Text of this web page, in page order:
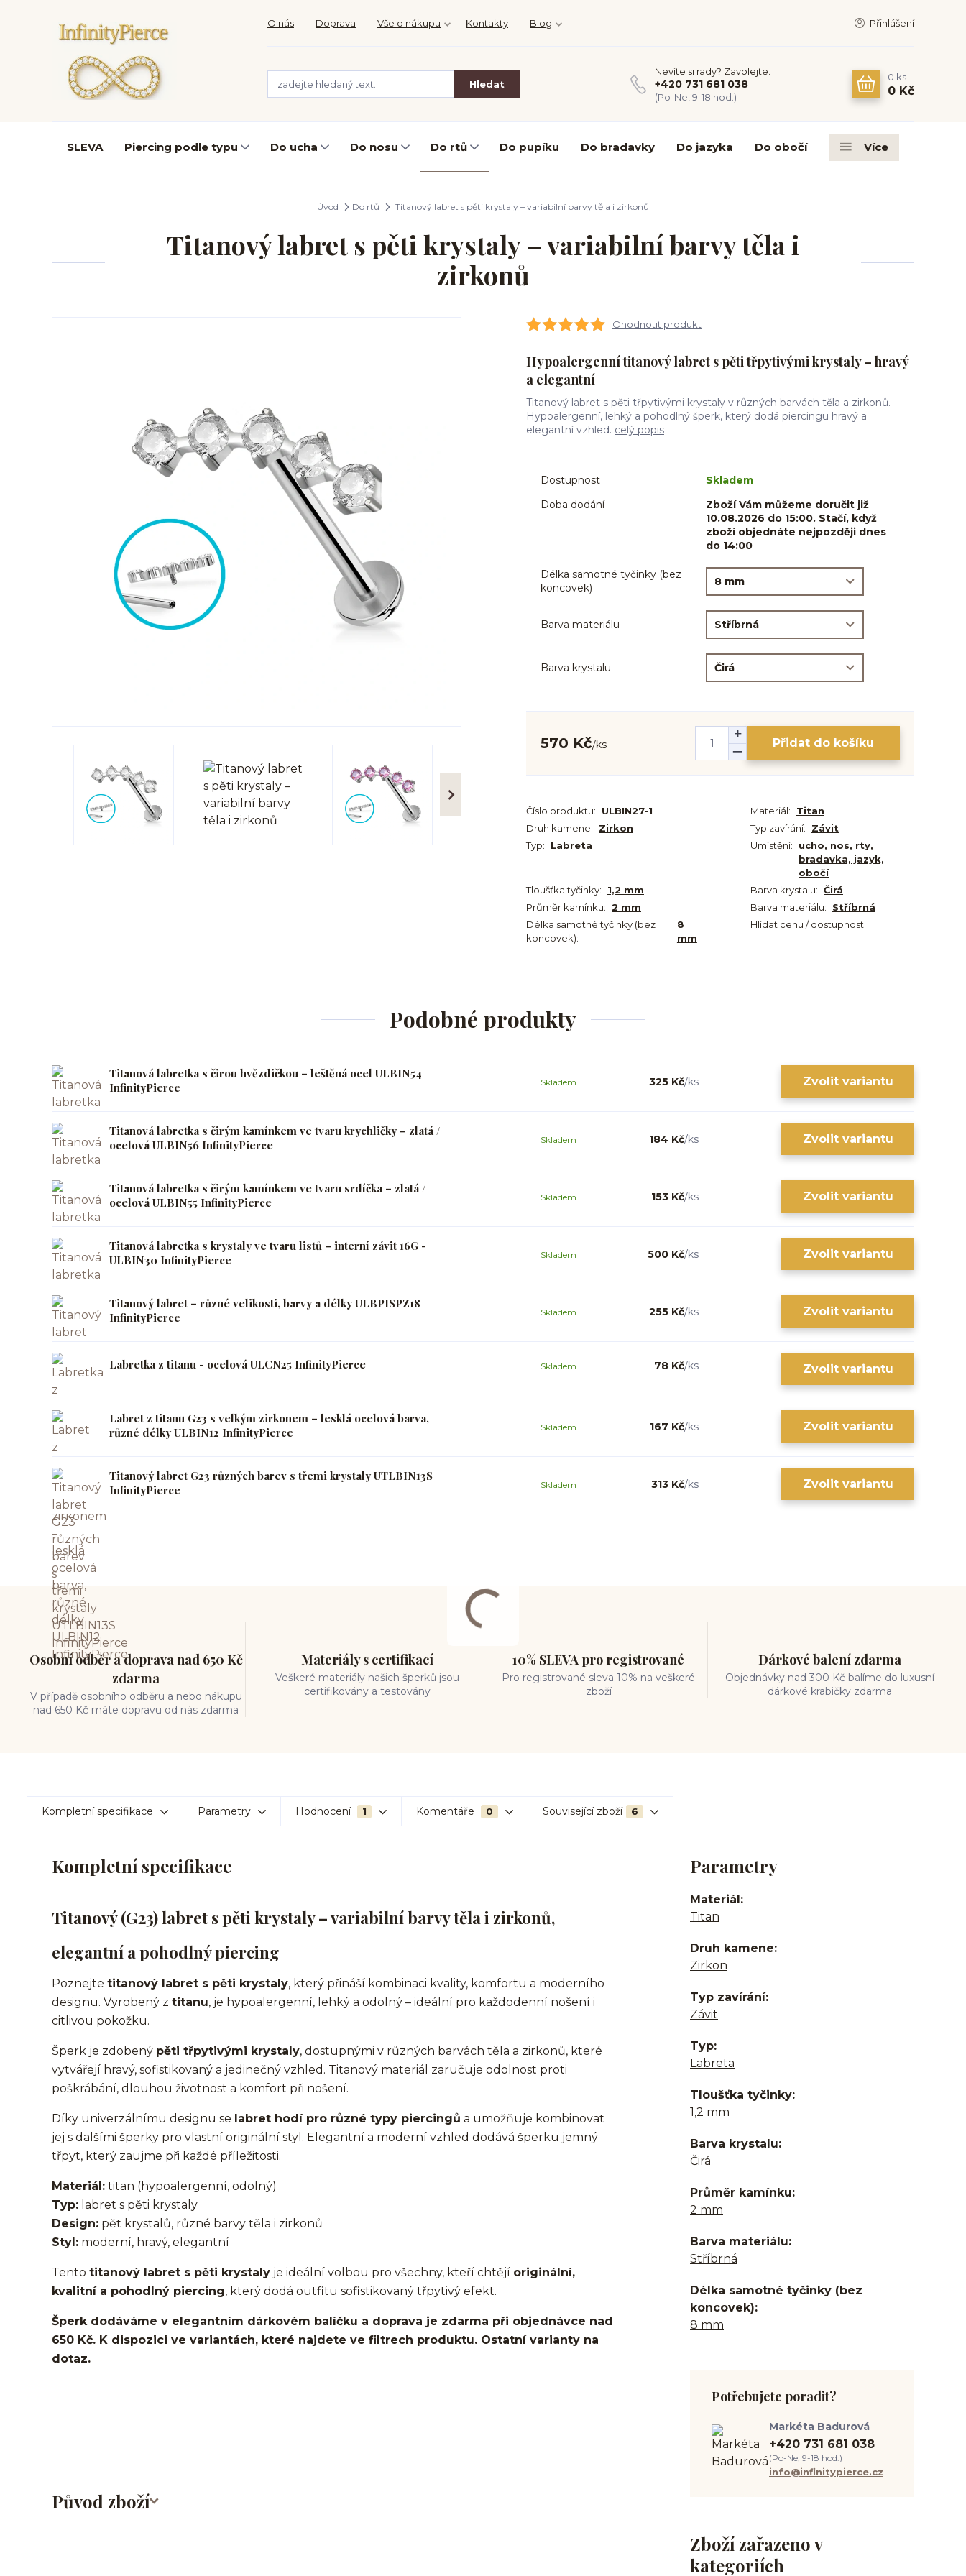
O nás Doprava Vše o nákupu Kontakty Blog Přihlášení
Hledat
Nevíte si rady? Zavolejte.
+420 731 681 038
(Po-Ne, 9-18 hod.)
0 ks
0 Kč
SLEVA Piercing podle typu Do ucha Do nosu Do rtů Do pupíku Do bradavky Do jazyka Do obočí Více
Úvod Do rtů Titanový labret s pěti krystaly – variabilní barvy těla i zirkonů
Titanový labret s pěti krystaly – variabilní barvy těla i
zirkonů
Ohodnotit produkt
Hypoalergenní titanový labret s pěti třpytivými krystaly – hravý
a elegantní
Titanový labret s pěti třpytivými krystaly v různých barvách těla a zirkonů.
Hypoalergenní, lehký a pohodlný šperk, který dodá piercingu hravý a
elegantní vzhled. celý popis
Dostupnost
Skladem
Doba dodání
Zboží Vám můžeme doručit již
10.08.2026 do 15:00. Stačí, když
zboží objednáte nejpozději dnes
do 14:00
Délka samotné tyčinky (bez
koncovek)
Barva materiálu
Barva krystalu
570 Kč/ks Přidat do košíku
Číslo produktu: ULBIN27-1 Materiál:
Titan
Druh kamene:
Zirkon Typ zavírání:
Závit
Typ:
Labreta Umístění:
ucho, nos, rty,
bradavka, jazyk,
obočí
Tloušťka tyčinky:
1,2 mm Barva krystalu: Čirá
Průměr kamínku: 2 mm Barva materiálu:
Stříbrná
Délka samotné tyčinky (bez
koncovek):
8
mm
Hlídat cenu / dostupnost
Podobné produkty
Titanová labretka s čirou hvězdičkou – leštěná ocel ULBIN54
InfinityPierce
325 Kč/ks
Skladem Zvolit variantu
Titanová labretka s čirým kamínkem ve tvaru krychličky – zlatá /
ocelová ULBIN56 InfinityPierce
184 Kč/ks
Skladem Zvolit variantu
Titanová labretka s čirým kamínkem ve tvaru srdíčka – zlatá /
ocelová ULBIN55 InfinityPierce
153 Kč/ks
Skladem Zvolit variantu
Titanová labretka s krystaly ve tvaru listů – interní závit 16G -
ULBIN30 InfinityPierce
500 Kč/ks
Skladem Zvolit variantu
Titanový labret – různé velikosti, barvy a délky ULBPISPZ18
InfinityPierce
255 Kč/ks
Skladem Zvolit variantu
Labretka z titanu - ocelová ULCN25 InfinityPierce 78 Kč/ks
Skladem Zvolit variantu
Labret z titanu G23 s velkým zirkonem – lesklá ocelová barva,
různé délky ULBIN12 InfinityPierce
167 Kč/ks
Skladem Zvolit variantu
Titanový labret G23 různých barev s třemi krystaly UTLBIN13S
InfinityPierce
313 Kč/ks
Skladem Zvolit variantu
Osobní odběr a doprava nad 650 Kč
zdarma
V případě osobního odběru a nebo nákupu
nad 650 Kč máte dopravu od nás zdarma
Materiály s certifikací
Veškeré materiály našich šperků jsou
certifikovány a testovány
10% SLEVA pro registrované
Pro registrované sleva 10% na veškeré
zboží
Dárkové balení zdarma
Objednávky nad 300 Kč balíme do luxusní
dárkové krabičky zdarma
Kompletní specifikace Parametry Hodnocení 1 Komentáře 0 Související zboží 6
Kompletní specifikace
Titanový (G23) labret s pěti krystaly – variabilní barvy těla i zirkonů,
elegantní a pohodlný piercing
Poznejte titanový labret s pěti krystaly, který přináší kombinaci kvality, komfortu a moderního
designu. Vyrobený z titanu, je hypoalergenní, lehký a odolný – ideální pro každodenní nošení i
citlivou pokožku.
Šperk je zdobený pěti třpytivými krystaly, dostupnými v různých barvách těla a zirkonů, které
vytvářejí hravý, sofistikovaný a jedinečný vzhled. Titanový materiál zaručuje odolnost proti
poškrábání, dlouhou životnost a komfort při nošení.
Díky univerzálnímu designu se labret hodí pro různé typy piercingů a umožňuje kombinovat
jej s dalšími šperky pro vlastní originální styl. Elegantní a moderní vzhled dodává šperku jemný
třpyt, který zaujme při každé příležitosti.
Materiál: titan (hypoalergenní, odolný)
Typ: labret s pěti krystaly
Design: pět krystalů, různé barvy těla i zirkonů
Styl: moderní, hravý, elegantní
Tento titanový labret s pěti krystaly je ideální volbou pro všechny, kteří chtějí originální,
kvalitní a pohodlný piercing, který dodá outfitu sofistikovaný třpytivý efekt.
Šperk dodáváme v elegantním dárkovém balíčku a doprava je zdarma při objednávce nad
650 Kč. K dispozici ve variantách, které najdete ve filtrech produktu. Ostatní varianty na
dotaz.
Původ zboží
Parametry
Materiál
Titan
Druh kamene
Zirkon
Typ zavírání
Závit
Typ
Labreta
Tloušťka tyčinky
1,2 mm
Barva krystalu
Čirá
Průměr kamínku
2 mm
Barva materiálu
Stříbrná
Délka samotné tyčinky (bez
koncovek)
8 mm
Zboží zařazeno v
kategoriích
Potřebujete poradit?
Markéta Badurová
+420 731 681 038
(Po-Ne, 9-18 hod.)
info@infinitypierce.cz